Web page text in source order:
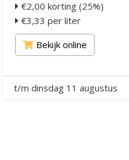
€2,00 korting (25%)
€3,33 per liter
Bekijk online
t/m dinsdag 11 augustus